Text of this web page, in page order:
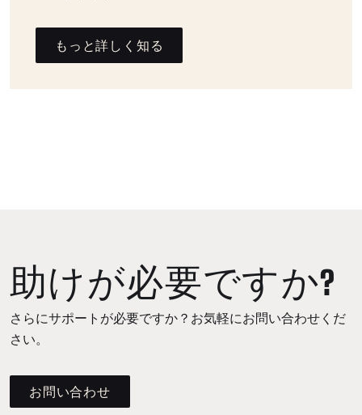
もっと詳しく知る
助けが必要ですか?
さらにサポートが必要ですか？お気軽にお問い合わせくだ
さい。
お問い合わせ